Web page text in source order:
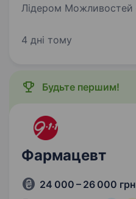
Лідером
«Подорожник» — це
4 дні тому
Будьте першим!
Фармацевт
24 000 – 26 000 грн